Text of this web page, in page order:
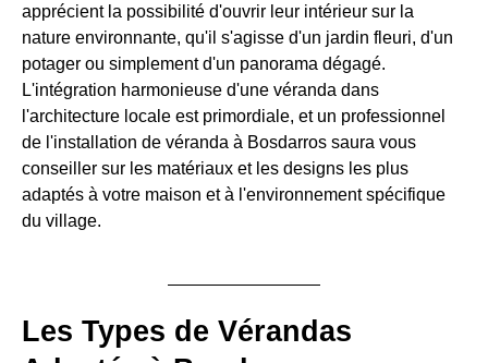
apprécient la possibilité d'ouvrir leur intérieur sur la
nature environnante, qu'il s'agisse d'un jardin fleuri, d'un
potager ou simplement d'un panorama dégagé.
L'intégration harmonieuse d'une véranda dans
l'architecture locale est primordiale, et un professionnel
de l'installation de véranda à Bosdarros saura vous
conseiller sur les matériaux et les designs les plus
adaptés à votre maison et à l'environnement spécifique
du village.
Les Types de Vérandas